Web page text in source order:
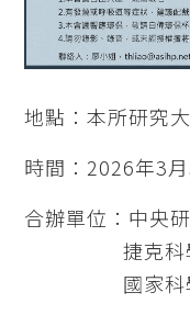
地點：本所研究
時間：2026年3
合辦單位：中央
捷克科學院
國家科學